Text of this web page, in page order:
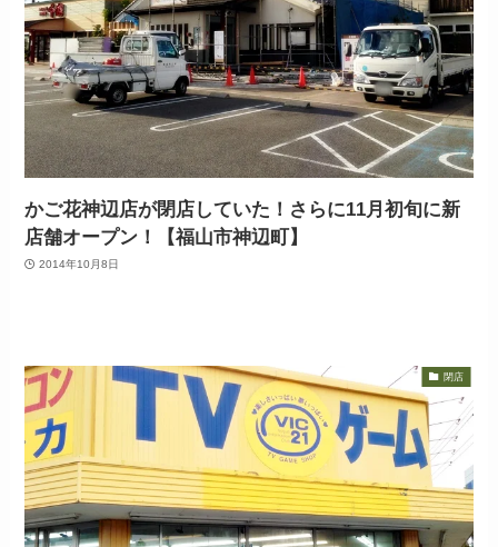
かご花神辺店が閉店していた！さらに11月初旬に新
店舗オープン！【福山市神辺町】
2014年10月8日
閉店